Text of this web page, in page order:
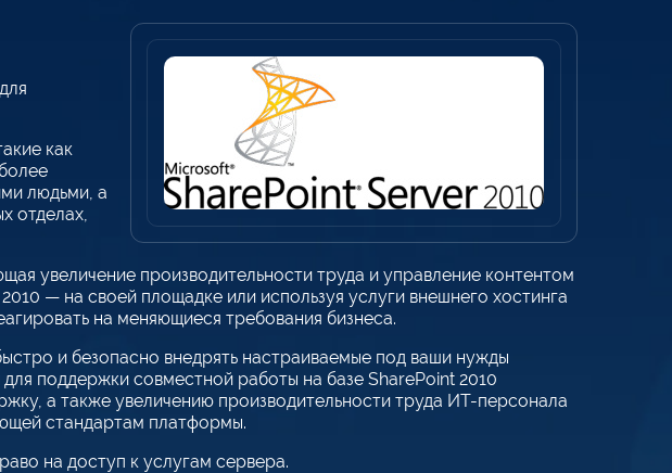
как
людьми, а
отделах,
увеличение производительности труда и управление контентом
— на своей площадке или используя услуги внешнего хостинга
на меняющиеся требования бизнеса.
и безопасно внедрять настраиваемые под ваши нужды
поддержки совместной работы на базе SharePoint 2010
а также увеличению производительности труда ИТ-персонала
стандартам платформы.
на доступ к услугам сервера.